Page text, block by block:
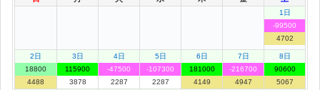
1日
-99500
4702
2日
18800
4488
3日
115900
3878
4日
-47500
2287
5日
-107300
2287
6日
181000
4149
7日
-216700
4947
8日
90600
5067